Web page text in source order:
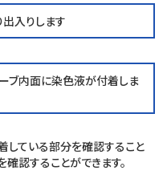
入りします
ブ内面に染色液が付着しま
ている部分を確認すること
認することができます。